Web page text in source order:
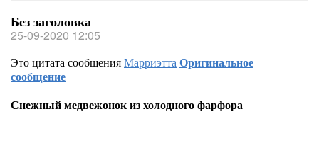
Без заголовка
25-09-2020 12:05
Это цитата сообщенияМарриэттаОригинальное
сообщение
Снежный медвежонок из холодного фарфора